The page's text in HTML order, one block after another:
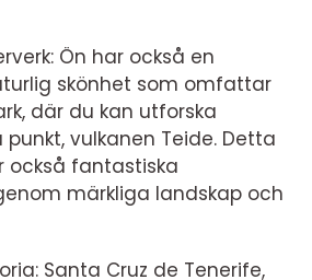
Ön har också en
skönhet som omfattar
där du kan utforska
vulkanen Teide. Detta
också fantastiska
märkliga landskap och
Santa Cruz de Tenerife,